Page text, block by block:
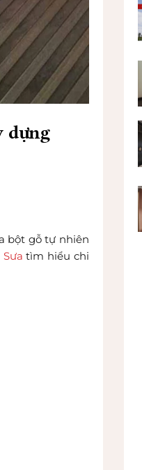
dựng
bột gỗ tự nhiên
Sưa tìm hiểu chi